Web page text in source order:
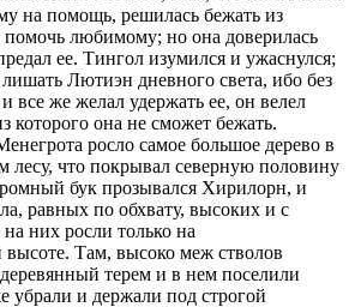
на помощь, решилась бежать из
любимому; но она доверилась
ее. Тингол изумился и ужаснулся;
лишать Лютиэн дневного света, ибо без
все же желал удержать ее, он велел
которого она не сможет бежать.
росло самое большое дерево в
лесу, что покрывал северную половину
бук прозывался Хирилорн, и
равных по обхвату, высоких и с
них росли только на
высоте. Там, высоко меж стволов
терем и в нем поселили
и держали под строгой